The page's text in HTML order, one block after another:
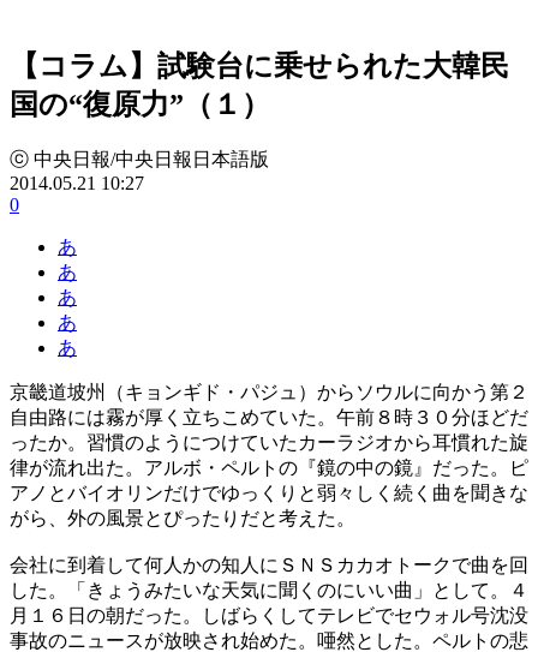
【コラム】試験台に乗せられた大韓民
国の“復原力”（１）
ⓒ 中央日報/中央日報日本語版
2014.05.21 10:27
0
あ
あ
あ
あ
あ
京畿道坡州（キョンギド・パジュ）からソウルに向かう第２
自由路には霧が厚く立ちこめていた。午前８時３０分ほどだ
ったか。習慣のようにつけていたカーラジオから耳慣れた旋
律が流れ出た。アルボ・ペルトの『鏡の中の鏡』だった。ピ
アノとバイオリンだけでゆっくりと弱々しく続く曲を聞きな
がら、外の風景とぴったりだと考えた。
会社に到着して何人かの知人にＳＮＳカカオトークで曲を回
した。「きょうみたいな天気に聞くのにいい曲」として。４
月１６日の朝だった。しばらくしてテレビでセウォル号沈没
事故のニュースが放映され始めた。唖然とした。ペルトの悲